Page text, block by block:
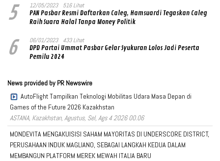
5 12/05/2023 516 Lihat
PAN Pasbar Resmi Daftarkan Caleg, Hamsuardi Tegaskan Caleg
Raih Suara Halal Tanpa Money Politik
6 06/01/2023 433 Lihat
DPD Partai Ummat Pasbar Gelar Syukuran Lolos Jadi Peserta
Pemilu 2024
News provided by PR Newswire
AutoFlight Tampilkan Teknologi Mobilitas Udara Masa Depan di
Games of the Future 2026 Kazakhstan
ASTANA, Kazakhstan, Agustus, Sel, Ags 4 2026 00.06
MONDEVITA MENGAKUISISI SAHAM MAYORITAS DI UNDERSCORE DISTRICT,
PERUSAHAAN INDUK MAGLIANO, SEBAGAI LANGKAH KEDUA DALAM
MEMBANGUN PLATFORM MEREK MEWAH ITALIA BARU